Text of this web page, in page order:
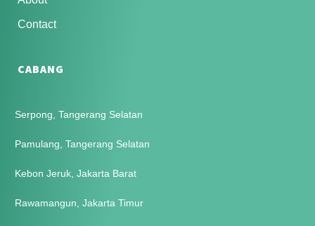
Contact
CABANG
Serpong, Tangerang Selatan
Pamulang, Tangerang Selatan
Kebon Jeruk, Jakarta Barat
Rawamangun, Jakarta Timur